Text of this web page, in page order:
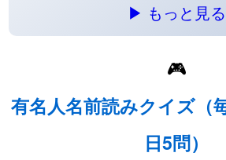
▶ もっと見る
🎮
有名人名前読みクイズ（
日5問）